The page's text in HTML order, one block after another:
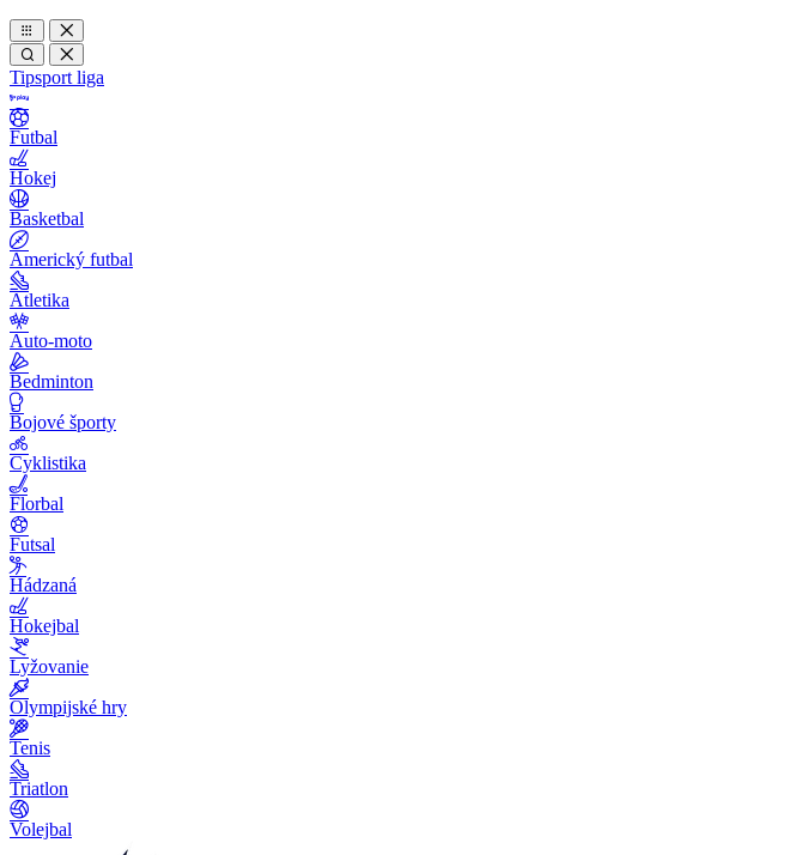
Tipsport liga
Futbal
Hokej
Basketbal
Americký futbal
Atletika
Auto-moto
Bedminton
Bojové športy
Cyklistika
Florbal
Futsal
Hádzaná
Hokejbal
Lyžovanie
Olympijské hry
Tenis
Triatlon
Volejbal